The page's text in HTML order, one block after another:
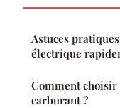
Astuces
électrique
Comment choisir
carburant ?